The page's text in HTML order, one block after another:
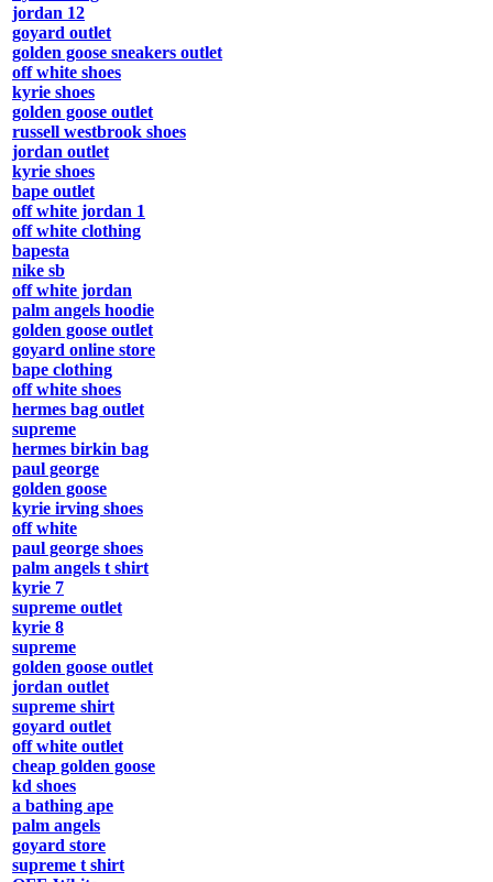
jordan 12
goyard outlet
golden goose sneakers outlet
off white shoes
kyrie shoes
golden goose outlet
russell westbrook shoes
jordan outlet
kyrie shoes
bape outlet
off white jordan 1
off white clothing
bapesta
nike sb
off white jordan
palm angels hoodie
golden goose outlet
goyard online store
bape clothing
off white shoes
hermes bag outlet
supreme
hermes birkin bag
paul george
golden goose
kyrie irving shoes
off white
paul george shoes
palm angels t shirt
kyrie 7
supreme outlet
kyrie 8
supreme
golden goose outlet
jordan outlet
supreme shirt
goyard outlet
off white outlet
cheap golden goose
kd shoes
a bathing ape
palm angels
goyard store
supreme t shirt